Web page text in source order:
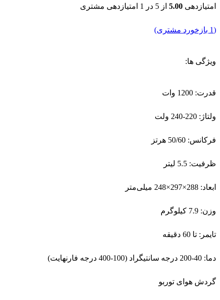
امتیازدهی 5.00 از 5 در 1 امتیازدهی مشتری
(
1 بازخورد مشتری)
ویژگی ها:
قدرت: 1200 وات
ولتاژ: 220-240 ولت
فرکانس: 50/60 هرتز
ظرفیت: 5.5 لیتر
ابعاد: 288×297×248 میلی‌متر
وزن: 7.9 کیلوگرم
تایمر: تا 60 دقیقه
دما: 40-200 درجه سانتیگراد (100-400 درجه فارنهایت)
گردش هوای توربو